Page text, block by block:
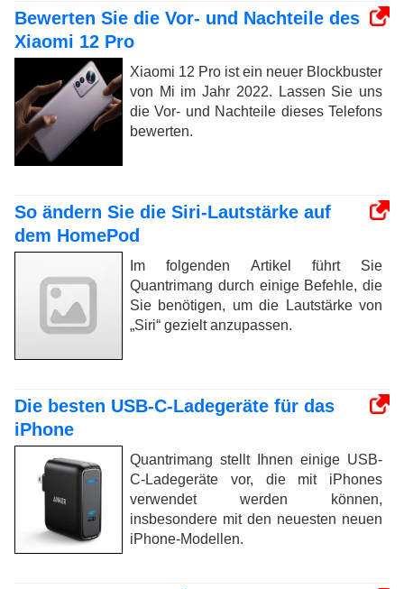
Bewerten Sie die Vor- und Nachteile des
Xiaomi 12 Pro
Xiaomi 12 Pro ist ein neuer Blockbuster
von Mi im Jahr 2022. Lassen Sie uns
die Vor- und Nachteile dieses Telefons
bewerten.
So ändern Sie die Siri-Lautstärke auf
dem HomePod
Im folgenden Artikel führt Sie
Quantrimang durch einige Befehle, die
Sie benötigen, um die Lautstärke von
„Siri“ gezielt anzupassen.
Die besten USB-C-Ladegeräte für das
iPhone
Quantrimang stellt Ihnen einige USB-
C-Ladegeräte vor, die mit iPhones
verwendet werden können,
insbesondere mit den neuesten neuen
iPhone-Modellen.